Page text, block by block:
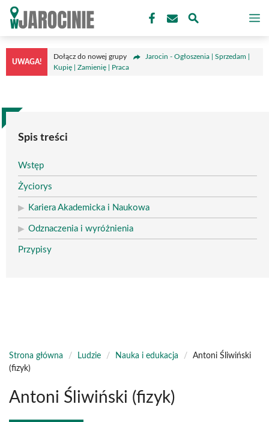
Przejdź
treści
UWAGA!
Dołącz do nowej grupy
Jarocin - Ogłoszenia | Sprzedam |
Kupię | Zamienię | Praca
Spis treści
Wstęp
Życiorys
Kariera Akademicka i Naukowa
Odznaczenia i wyróżnienia
Przypisy
Strona główna / Ludzie / Nauka i edukacja /
Antoni Śliwiński
(fizyk)
Antoni Śliwiński (fizyk)